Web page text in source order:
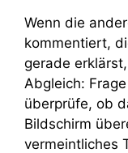
Wenn die
kommentiert,
gerade
Abgleich:
überprüfe, ob
Bildschirm
vermeintliches